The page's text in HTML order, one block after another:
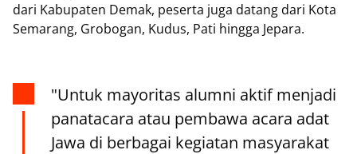
dari Kabupaten Demak, peserta juga datang dari Kota
Semarang, Grobogan, Kudus, Pati hingga Jepara.
‎"Untuk mayoritas alumni aktif menjadi
panatacara atau pembawa acara adat
Jawa di berbagai kegiatan masyarakat